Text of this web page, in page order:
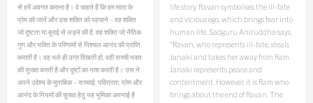
से हमें अवगत कराना है। वे चाहते हैं कि हम माता के
प्रेम को जानें और उस शक्ति को पहचाने – वह शक्ति
जो दुष्टता या बुराई से लड़ने की है, वह शक्ति जो नैतिक
गुण और भक्ति के परिणामों से निश्चल आनंद की प्राप्ति
कराती है। वह भले ही उग्र दिखती हो, वही सच्ची भक्त
की सुरक्षा करती है और दुष्टों का नाश करती है। उस ने
अपने उद्देश्य के मुताबिक – सच्चाई, पवित्रता, प्रेम और
आनंद के नियमों की सुरक्षा हेतु यह भूमिका अपनाई है
life story. Ravan symbolises the ill-fate
and vicious ego, which brings fear into
human life. Sadguru Aniruddha says,
“Ravan, who represents ill-fate, steals
Janaki and takes her away from Ram.
Janaki represents peace and
contentment. However, it is Ram who
brings about the end of Ravan. The